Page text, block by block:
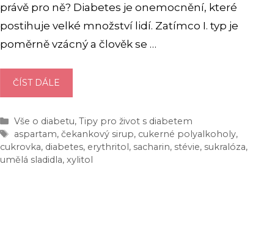
právě pro ně? Diabetes je onemocnění, které
postihuje velké množství lidí. Zatímco I. typ je
poměrně vzácný a člověk se …
ČÍST DÁLE
SLADIDLA
JAKÉ
DRUHY
JSOU
Rubriky
Vše o diabetu,Tipy pro život s diabetem
Štítky
aspartam,čekankový sirup, cukerné polyalkoholy,
cukrovka, diabetes, erythritol, sacharin, stévie, sukralóza,
umělá sladidla, xylitol